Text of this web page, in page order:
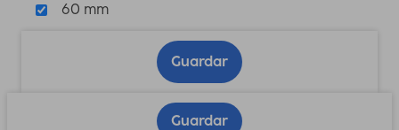
60 mm
Guardar
Guardar